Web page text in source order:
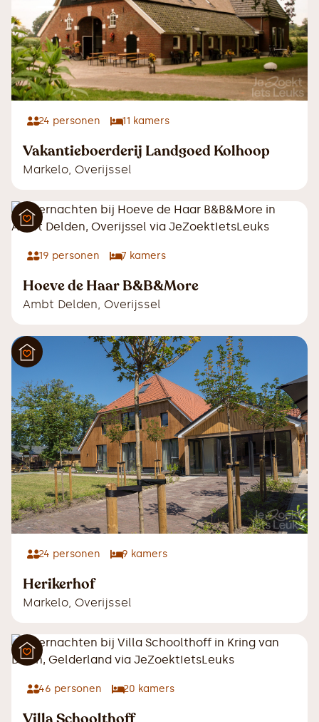
24 personen 11 kamers
Vakantieboerderij Landgoed Kolhoop
Markelo, Overijssel
19 personen 7 kamers
Hoeve de Haar B&B&More
Ambt Delden, Overijssel
24 personen 9 kamers
Herikerhof
Markelo, Overijssel
46 personen 20 kamers